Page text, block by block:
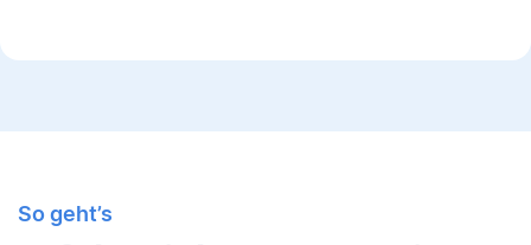
So geht’s